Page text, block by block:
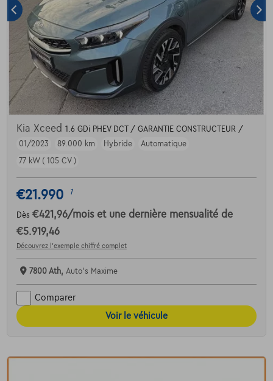
Kia Xceed 1.6 GDi PHEV DCT / GARANTIE CONSTRUCTEUR /
01/2023
89.000 km Hybride
Automatique
77 kW ( 105 CV )
€21.990 1
Dès €421,96/mois et une dernière mensualité de
€5.919,46
Découvrez l’exemple chiffré complet
7800 Ath, Auto's Maxime
Comparer
Voir le véhicule